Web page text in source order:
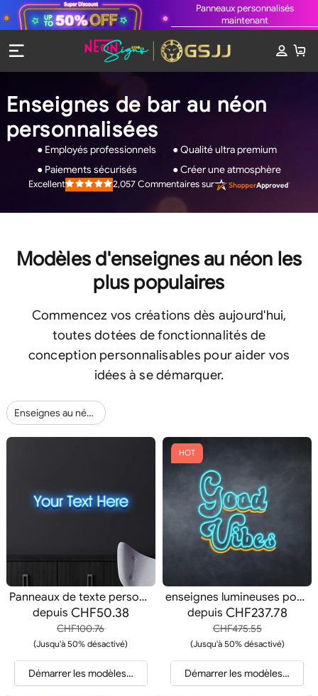
Panneaux personnalisés
maintenant
Enseignes de bar au néon
personnalisées
● Employés professionnels
● Qualité ultra premium
● Paiements sécurisés
● Créer une atmosphère
Rated
of
Excellent 2,057 Commentaires sur
Modèles d'enseignes au néon les
plus populaires
Commencez vos créations dès aujourd'hui,
toutes dotées de fonctionnalités de
conception personnalisables pour aider vos
idées à se démarquer.
Enseignes au néon pour bar intérieur (18)
Panneaux de texte personnalisés
depuis CHF50.38
CHF100.76
(Jusqu'à 50% désactivé)
Démarrer les modèles et les devis
HOT
enseignes lumineuses positives
depuis CHF237.78
CHF475.55
(Jusqu'à 50% désactivé)
Démarrer les modèles et les